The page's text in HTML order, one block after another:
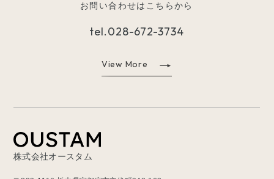
お問い合わせはこちらから
tel.028-672-3734
View More
株式会社オースタム